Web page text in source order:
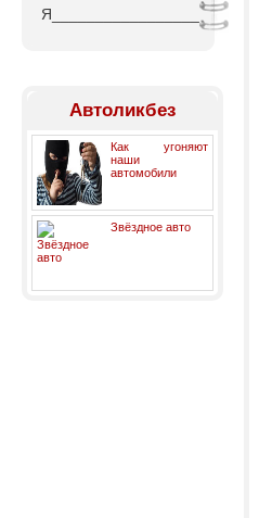
Я_________________
Автоликбез
Как угоняют
наши
автомобили
Звёздное авто